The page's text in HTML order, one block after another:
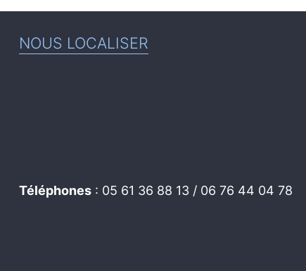
NOUS LOCALISER
Téléphones : 05 61 36 88 13 / 06 76 44 04 78